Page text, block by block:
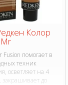
Колор
Fusion помогает в
техник
осветляет на 4
закрашивает до